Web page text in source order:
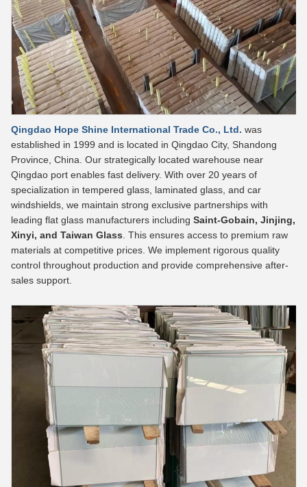
Qingdao Hope Shine International Trade Co., Ltd. was
established in 1999 and is located in Qingdao City, Shandong
Province, China. Our strategically located warehouse near
Qingdao port enables fast delivery. With over 20 years of
specialization in tempered glass, laminated glass, and car
windshields, we maintain strong exclusive partnerships with
leading flat glass manufacturers including Saint-Gobain, Jinjing,
Xinyi, and Taiwan Glass . This ensures access to premium raw
materials at competitive prices. We implement rigorous quality
control throughout production and provide comprehensive after-
sales support.